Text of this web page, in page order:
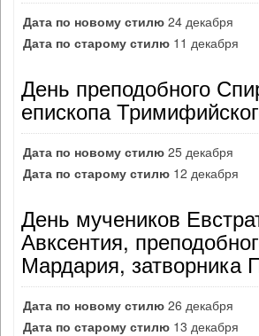
Дата по новому стилю 24 декабря
Дата по старому стилю 11 декабря
День преподобного
епископа
Дата по новому стилю 25 декабря
Дата по старому стилю 12 декабря
День мучеников
Авксентия,
Мардария, затворника
Дата по новому стилю 26 декабря
Дата по старому стилю 13 декабря